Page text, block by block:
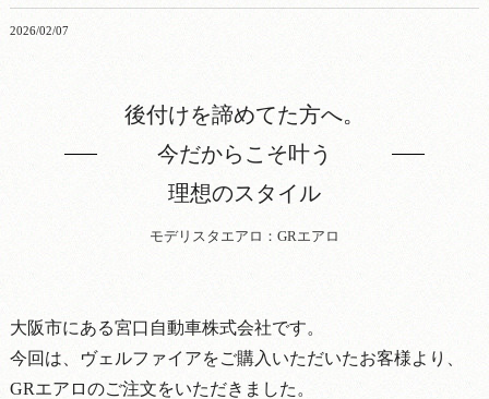
2026/02/07
後付けを諦めてた方へ。
今だからこそ叶う
理想のスタイル
モデリスタエアロ：GRエアロ
大阪市にある宮口自動車株式会社です。
今回は、ヴェルファイアをご購入いただいたお客様より、
GRエアロのご注文をいただきました。